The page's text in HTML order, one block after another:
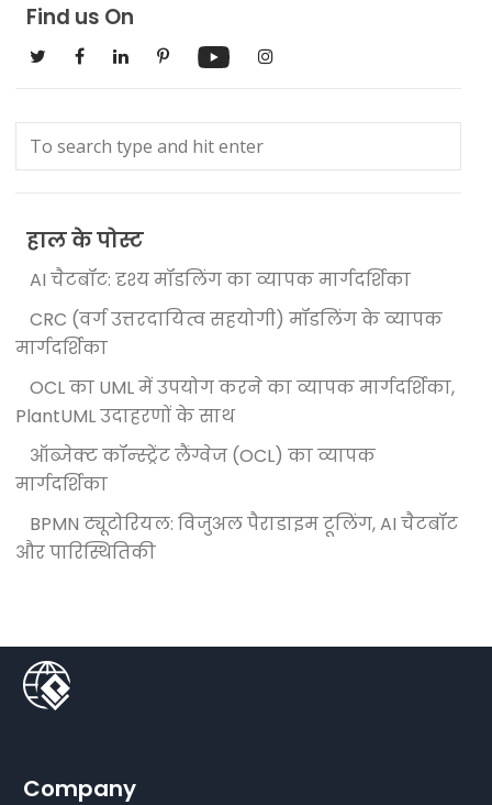
Find us On
हाल के पोस्ट
AI चैटबॉट: दृश्य मॉडलिंग का व्यापक मार्गदर्शिका
CRC (वर्ग उत्तरदायित्व सहयोगी) मॉडलिंग के व्यापक
मार्गदर्शिका
OCL का UML में उपयोग करने का व्यापक मार्गदर्शिका,
PlantUML उदाहरणों के साथ
ऑब्जेक्ट कॉन्स्ट्रेंट लैंग्वेज (OCL) का व्यापक
मार्गदर्शिका
BPMN ट्यूटोरियल: विजुअल पैराडाइम टूलिंग, AI चैटबॉट
और पारिस्थितिकी
Company